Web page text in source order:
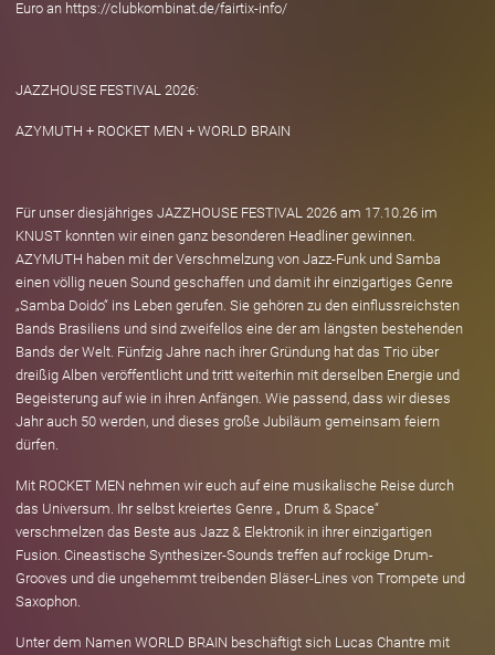
Euro an https://clubkombinat.de/fairtix-info/
JAZZHOUSE FESTIVAL 2026:
AZYMUTH + ROCKET MEN + WORLD BRAIN
Für unser diesjähriges JAZZHOUSE FESTIVAL 2026 am 17.10.26 im
KNUST konnten wir einen ganz besonderen Headliner gewinnen.
AZYMUTH haben mit der Verschmelzung von Jazz-Funk und Samba
einen völlig neuen Sound geschaffen und damit ihr einzigartiges Genre
„Samba Doido“ ins Leben gerufen. Sie gehören zu den einflussreichsten
Bands Brasiliens und sind zweifellos eine der am längsten bestehenden
Bands der Welt. Fünfzig Jahre nach ihrer Gründung hat das Trio über
dreißig Alben veröffentlicht und tritt weiterhin mit derselben Energie und
Begeisterung auf wie in ihren Anfängen. Wie passend, dass wir dieses
Jahr auch 50 werden, und dieses große Jubiläum gemeinsam feiern
dürfen.
Mit ROCKET MEN nehmen wir euch auf eine musikalische Reise durch
das Universum. Ihr selbst kreiertes Genre „ Drum & Space“
verschmelzen das Beste aus Jazz & Elektronik in ihrer einzigartigen
Fusion. Cineastische Synthesizer-Sounds treffen auf rockige Drum-
Grooves und die ungehemmt treibenden Bläser-Lines von Trompete und
Saxophon.
Unter dem Namen WORLD BRAIN beschäftigt sich Lucas Chantre mit